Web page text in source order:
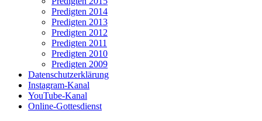
Predigten 2014
Predigten 2013
Predigten 2012
Predigten 2011
Predigten 2010
Predigten 2009
Datenschutzerklärung
Instagram-Kanal
YouTube-Kanal
Online-Gottesdienst